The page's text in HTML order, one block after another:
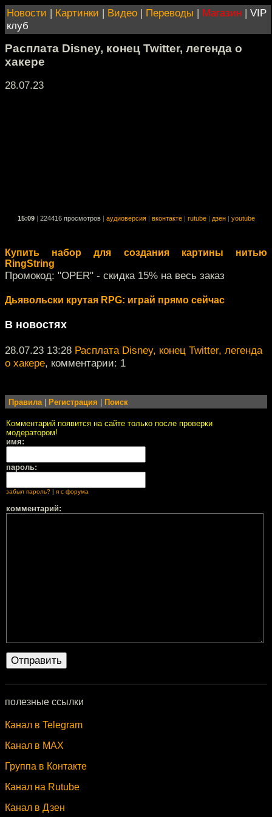
Новости | Картинки | Видео | Переводы | Магазин | VIP
клуб
Расплата Disney, конец Twitter, легенда о
хакере
28.07.23
15:09 224416 просмотров аудиоверсия вконтакте rutube дзен youtube
Купить набор для создания картины нитью
RingString
Промокод: "OPER" - скидка 15% на весь заказ
Дьявольски крутая RPG: играй прямо сейчас
В новостях
28.07.23 13:28 Расплата Disney, конец Twitter, легенда
о хакере, комментарии: 1
Правила| Регистрация Поиск
Комментарий появится на сайте только после проверки
модератором!
имя:
пароль:
забыл пароль? я с форума
комментарий:
полезные ссылки
Канал в Telegram
Канал в MAX
Группа в Контакте
Канал на Rutube
Канал в Дзен